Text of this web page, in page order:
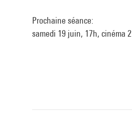
Prochaine séance:
samedi 19 juin, 17h, cinéma 2